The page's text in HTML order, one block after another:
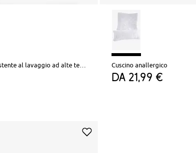
Cuscino rigido resistente al lavaggio ad alte temperature Cuscino anallergico
da 21,99 €